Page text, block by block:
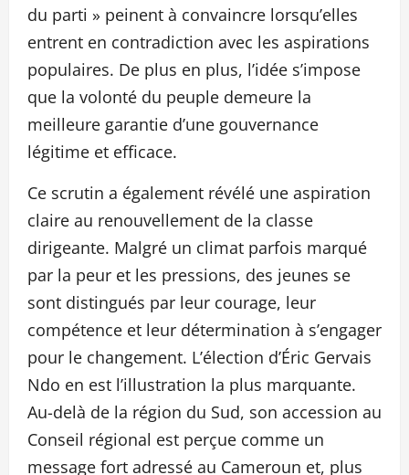
du parti » peinent à convaincre lorsqu’elles
entrent en contradiction avec les aspirations
populaires. De plus en plus, l’idée s’impose
que la volonté du peuple demeure la
meilleure garantie d’une gouvernance
légitime et efficace.
Ce scrutin a également révélé une aspiration
claire au renouvellement de la classe
dirigeante. Malgré un climat parfois marqué
par la peur et les pressions, des jeunes se
sont distingués par leur courage, leur
compétence et leur détermination à s’engager
pour le changement. L’élection d’Éric Gervais
Ndo en est l’illustration la plus marquante.
Au-delà de la région du Sud, son accession au
Conseil régional est perçue comme un
message fort adressé au Cameroun et, plus